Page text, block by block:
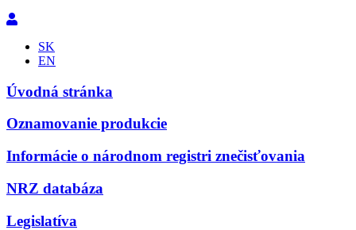
SK
EN
Úvodná stránka
Oznamovanie produkcie
Informácie o národnom registri znečisťovania
NRZ databáza
Legislatíva